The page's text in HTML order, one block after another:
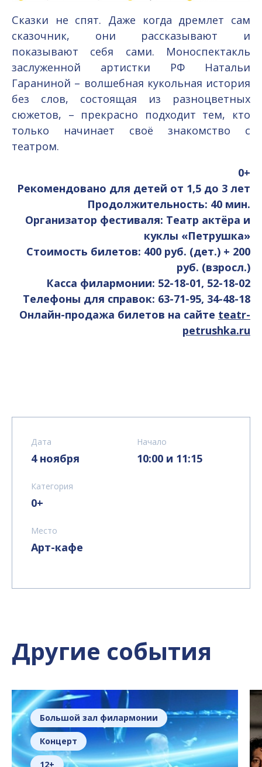
Сказки не спят. Даже когда дремлет сам
сказочник, они рассказывают и
показывают себя сами. Моноспектакль
заслуженной артистки РФ Натальи
Гараниной – волшебная кукольная история
без слов, состоящая из разноцветных
сюжетов, – прекрасно подходит тем, кто
только начинает своё знакомство с
театром.
0+
Рекомендовано для детей от 1,5 до 3 лет
Продолжительность: 40 мин.
Организатор фестиваля: Театр актёра и
куклы «Петрушка»
Стоимость билетов: 400 руб. (дет.) + 200
руб. (взросл.)
Касса филармонии: 52-18-01, 52-18-02
Телефоны для справок: 63-71-95, 34-48-18
Онлайн-продажа билетов на сайте teatr-
petrushka.ru
Дата
4 ноября
Начало
10:00 и 11:15
Категория
0+
Место
Арт-кафе
Другие события
Большой зал филармонии
Концерт
12+